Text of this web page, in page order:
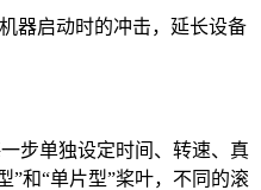
器启动时的冲击，延长设备
步单独设定时间、转速、真
”和“单片型”桨叶，不同的滚